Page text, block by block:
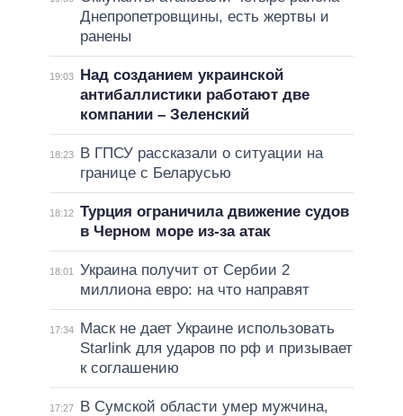
Днепропетровщины, есть жертвы и
ранены
19:03
Над созданием украинской
антибаллистики работают две
компании – Зеленский
18:23
В ГПСУ рассказали о ситуации на
границе с Беларусью
18:12 Турция ограничила движение судов
в Черном море из-за атак
18:01
Украина получит от Сербии 2
миллиона евро: на что направят
17:34
Маск не дает Украине использовать
Starlink для ударов по рф и призывает
к соглашению
17:27
В Сумской области умер мужчина,